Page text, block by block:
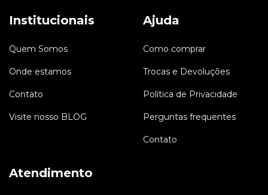
Institucionais
Quem Somos
Onde estamos
Contato
Visite nosso BLOG
Ajuda
Como comprar
Trocas e Devoluções
Política de Privacidade
Perguntas frequentes
Contato
Atendimento